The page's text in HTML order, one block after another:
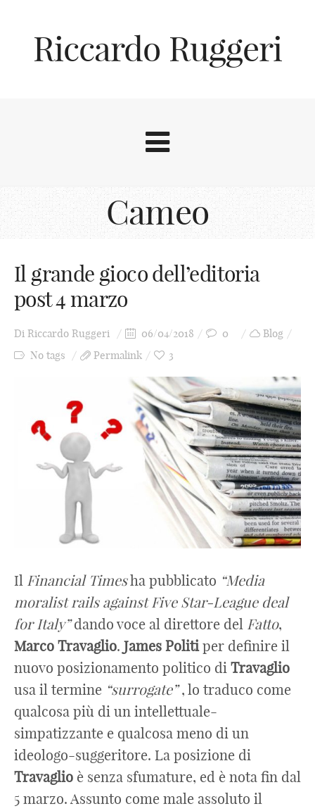
Riccardo Ruggeri
Cameo
Il grande gioco dell’editoria
post 4 marzo
Di Riccardo Ruggeri 06/04/2018 0
Blog
No tags
Permalink 3
Il Financial Timesha pubblicato “Media
moralist rails against Five Star-League deal
for Italy”dando voce al direttore del Fatto,
Marco Travaglio. James Politiper definire il
nuovo posizionamento politico di Travaglio
usa il termine “surrogate”, lo traduco come
qualcosa più di un intellettuale-
simpatizzante e qualcosa meno di un
ideologo-suggeritore. La posizione di
Travaglio è senza sfumature, ed è nota fin dal
5 marzo. Assunto come male assoluto il